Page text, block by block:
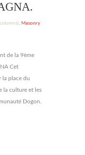
, Masonry
de la 9ème
Cet
la place du
la culture et les
Dogon.